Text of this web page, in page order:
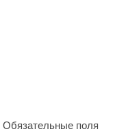
Обязательные поля